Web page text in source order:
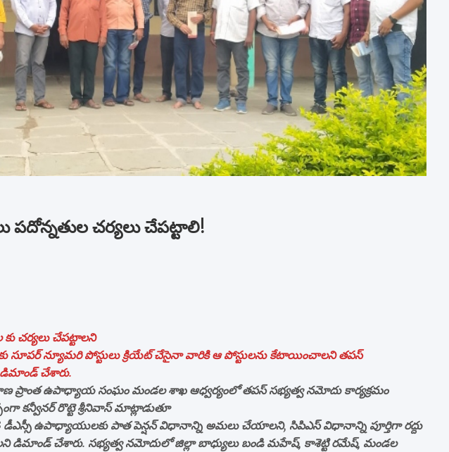
పదోన్నతుల చర్యలు చేపట్టాలి!
చర్యలు చేపట్టాలని
సూపర్ న్యూమరి పోస్టులు క్రియేట్ చేసైనా వారికి ఆ పోస్టులను కేటాయించాలని తపస్
డిమాండ్ చేశారు.
ప్రాంత ఉపాధ్యాయ సంఘం మండల శాఖ ఆధ్వర్యంలో తపస్ సభ్యత్వ నమోదు కార్యక్రమం
కన్వీనర్ రొట్టె శ్రీనివాస్ మాట్లాడుతూ
డీఎస్సీ ఉపాధ్యాయులకు పాత పెన్షన్ విధానాన్ని అమలు చేయాలని, సిపిఎస్ విధానాన్ని పూర్తిగా రద్దు
డిమాండ్ చేశారు. సభ్యత్వ నమోదులో జిల్లా బాధ్యులు బండి మహేష్, కాశెట్టి రమేష్, మండల